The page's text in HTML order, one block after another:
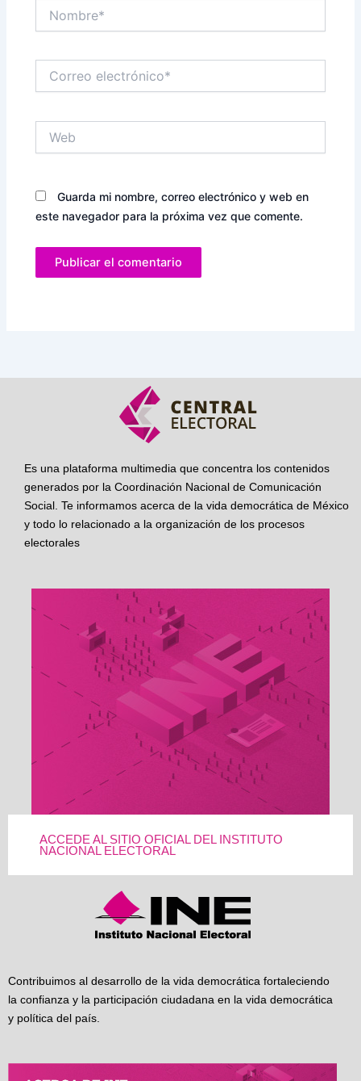
electrónico*
Guarda mi nombre, correo electrónico y web en
este navegador para la próxima vez que comente.
Es una plataforma multimedia que concentra los contenidos
generados por la Coordinación Nacional de Comunicación
Social. Te informamos acerca de la vida democrática de México
y todo lo relacionado a la organización de los procesos
electorales
ACCEDE AL SITIO OFICIAL DEL INSTITUTO
NACIONAL ELECTORAL
Contribuimos al desarrollo de la vida democrática fortaleciendo
la confianza y la participación ciudadana en la vida democrática
y política del país.